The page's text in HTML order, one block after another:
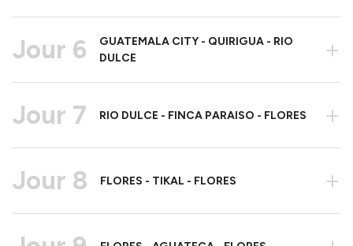
Jour 6
GUATEMALA CITY - QUIRIGUA - RIO
DULCE
+
Jour 7 RIO DULCE - FINCA PARAISO - FLORES +
Jour 8 FLORES - TIKAL - FLORES +